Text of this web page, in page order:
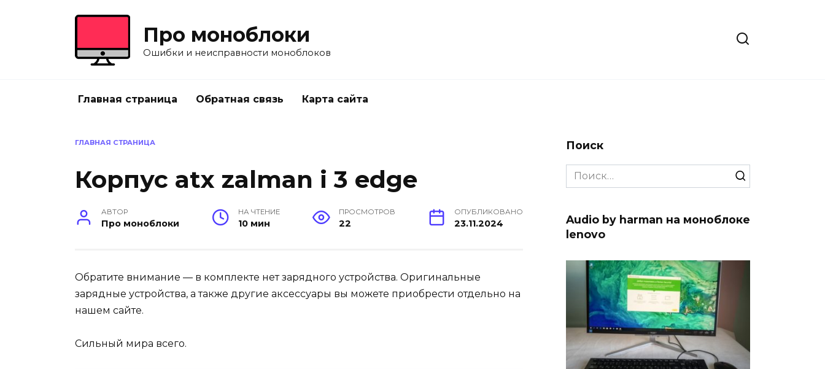
Про моноблоки
Ошибки и неисправности моноблоков
Главная страница Обратная связь Карта сайта
ГЛАВНАЯ СТРАНИЦА
Корпус atx zalman i 3 edge
АВТОР
Про моноблоки
НА ЧТЕНИЕ
10 мин
ПРОСМОТРОВ
22
ОПУБЛИКОВАНО
23.11.2024
Обратите внимание — в комплекте нет зарядного устройства. Оригинальные
зарядные устройства, а также другие аксессуары вы можете приобрести отдельно на
нашем сайте.
Сильный мира всего.
Поиск
Search
for:
Audio by harman на моноблоке
lenovo